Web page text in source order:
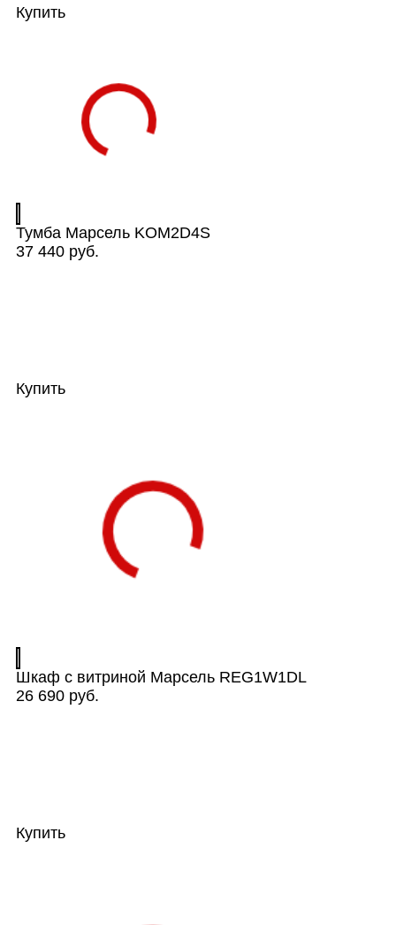
Купить
Тумба Марсель KOM2D4S
37 440 руб.
Купить
Шкаф с витриной Марсель REG1W1DL
26 690 руб.
Купить